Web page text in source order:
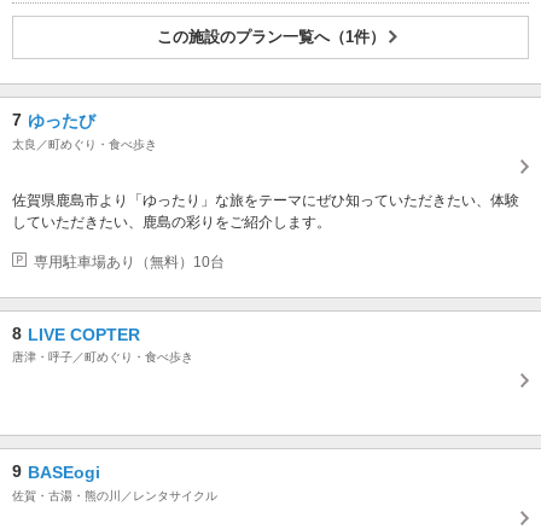
この施設のプラン一覧へ（1件）
7 ゆったび
太良／町めぐり・食べ歩き
佐賀県鹿島市より「ゆったり」な旅をテーマにぜひ知っていただきたい、体験
していただきたい、鹿島の彩りをご紹介します。
専用駐車場あり（無料）10台
8 LIVE COPTER
唐津・呼子／町めぐり・食べ歩き
9 BASEogi
佐賀・古湯・熊の川／レンタサイクル